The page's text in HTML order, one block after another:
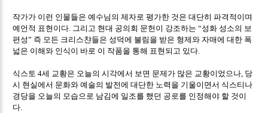
작가가 이런 인물들은 예수님의 제자로 평가한 것은 대단히 파격적이며
예언적 표현이다 그리고 현대 공의회 문헌이 강조하는“성화 성소의 보
편성” 즉 모든 크리스챤들은 성덕에 불림을 받은 형제와 자매에 대한 폭
넓은 이해와 인식이 바로 이 작품을 통해 표현되고 있다
식스토4세 교황은 오늘의 시각에서 보면 문제가 많은 교황이었으나 당
시 현실에서 문화와 예술의 발전에 대단한 노력을 기울이면서 식스티나
경당을 오늘의 모습으로 남김에 일조를 했던 공로를 인정해야 할 것이
다